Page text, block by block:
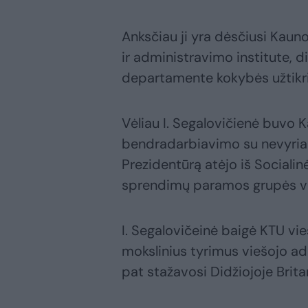
Anksčiau ji yra dėsčiusi
ir administravimo institute,
departamente kokybės
Vėliau I. Segalovičienė buvo
bendradarbiavimo su
Prezidentūrą atėjo iš
sprendimų paramos grupės
I. Segalovičeinė baigė KTU
mokslinius tyrimus viešojo
pat stažavosi Didžiojoje